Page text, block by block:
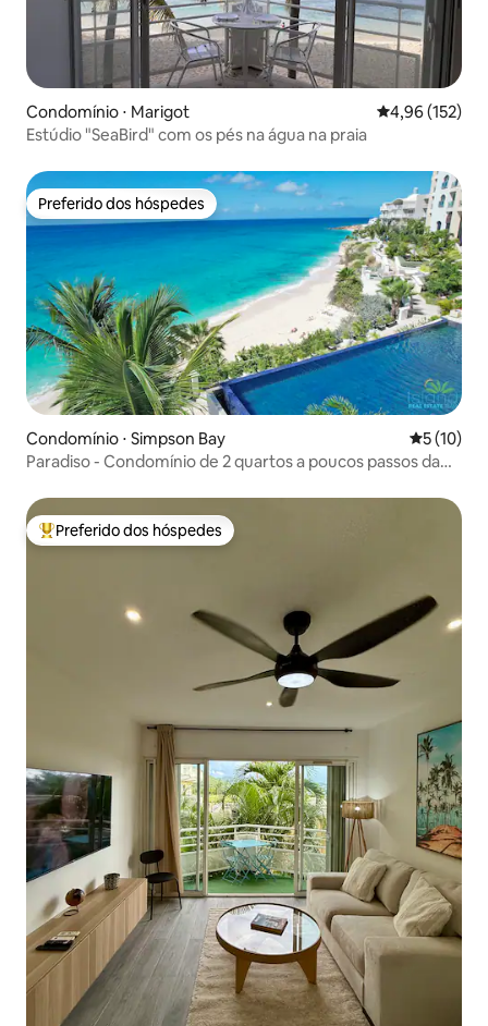
Condomínio ⋅ Marigot 4,96 de uma
4,96 (152)
Estúdio "SeaBird" com os pés na água na praia
Preferido dos hóspedes
Preferido dos hóspedes
Condomínio ⋅ Simpson Bay 5 de uma
5 (10)
Paradiso - Condomínio de 2 quartos a poucos passos da
Entre os melhores preferidos dos hóspedes
Preferido dos hóspedes